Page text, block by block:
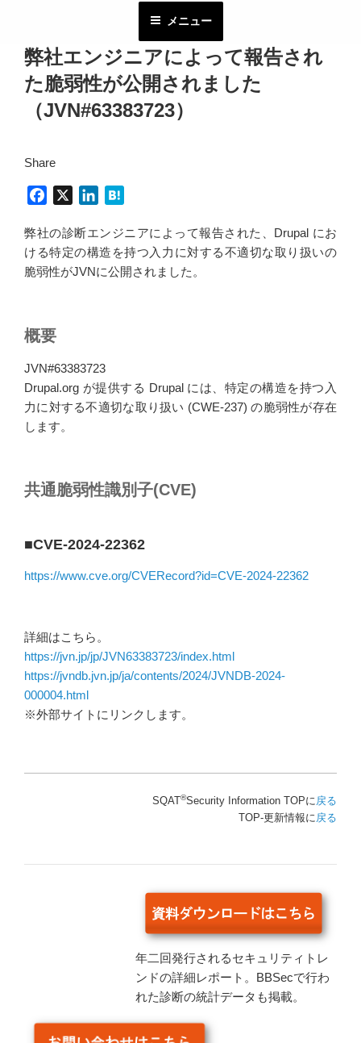
メニュー
弊社エンジニアによって報告され
た脆弱性が公開されました
（JVN#63383723）
Share
c
e
b
k
n
k
e
t
e
n
弊社の診断エンジニアによって報告された、Drupal にお
ける特定の構造を持つ入力に対する不適切な取り扱いの
脆弱性がJVNに公開されました。
概要
JVN#63383723
Drupal.org が提供する Drupal には、特定の構造を持つ入
力に対する不適切な取り扱い (CWE-237) の脆弱性が存在
します。
共通脆弱性識別子(CVE)
■CVE-2024-22362
https://www.cve.org/CVERecord?id=CVE-2024-22362
詳細はこちら。
https://jvn.jp/jp/JVN63383723/index.html
https://jvndb.jvn.jp/ja/contents/2024/JVNDB-2024-
000004.html
※外部サイトにリンクします。
SQAT®Security Information TOPに 戻る
TOP-更新情報に 戻る
年二回発行されるセキュリティトレ
ンドの詳細レポート。BBSecで行わ
れた診断の統計データも掲載。